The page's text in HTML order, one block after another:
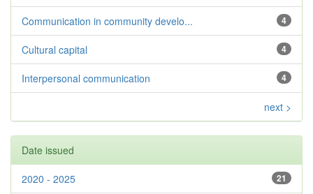
4
Communication in community develo...
4
Cultural capital
4
Interpersonal communication
next >
Date issued
21
2020 - 2025